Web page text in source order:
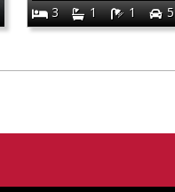
3
1 1 5